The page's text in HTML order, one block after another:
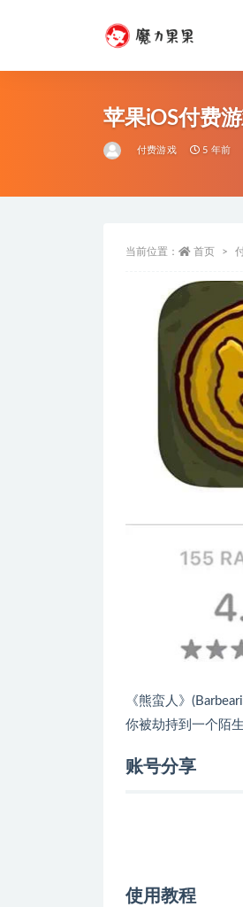
苹果iOS付费
付费游戏 5 年前
当前位置： 首页
《熊蛮人》
你被劫持到一个陌
账号分享
使用教程